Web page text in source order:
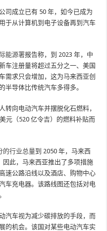
司成立已有 50 年，如今已成为
于从计算机到电子设备再到汽车
能源署报告称，到 2023 年，中
车注册量将超过五分之一、美国
需求只会增加，这为马来西亚创
半导体比传统汽车多得多。
转向电动汽车并摆脱化石燃料，
元（520 亿令吉）的燃料补贴而
的行业总量到 2050 年，马来西
因此，马来西亚推出了多项措施
速公路沿线以及酒店、购物中心
车充电器。该路线图还包括对电
汽车视为减少碳排放的手段，而
的机会。该国对某些电动汽车实